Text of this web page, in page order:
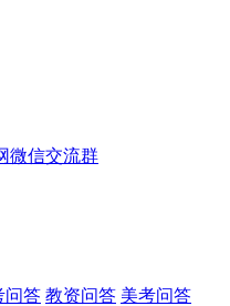
微信交流群
问答 教资问答 美考问答